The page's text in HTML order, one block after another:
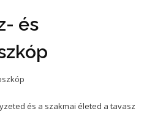
és
és a szakmai életed a tavasz